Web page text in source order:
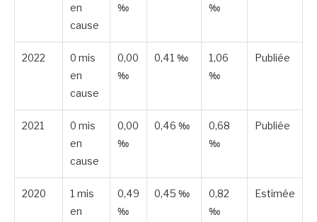
en
cause
‰
‰
2022
0 mis
en
cause
0,00
‰
0,41 ‰
1,06
‰
Publiée
2021
0 mis
en
cause
0,00
‰
0,46 ‰
0,68
‰
Publiée
2020
1 mis
en
0,49
‰
0,45 ‰
0,82
‰
Estimée